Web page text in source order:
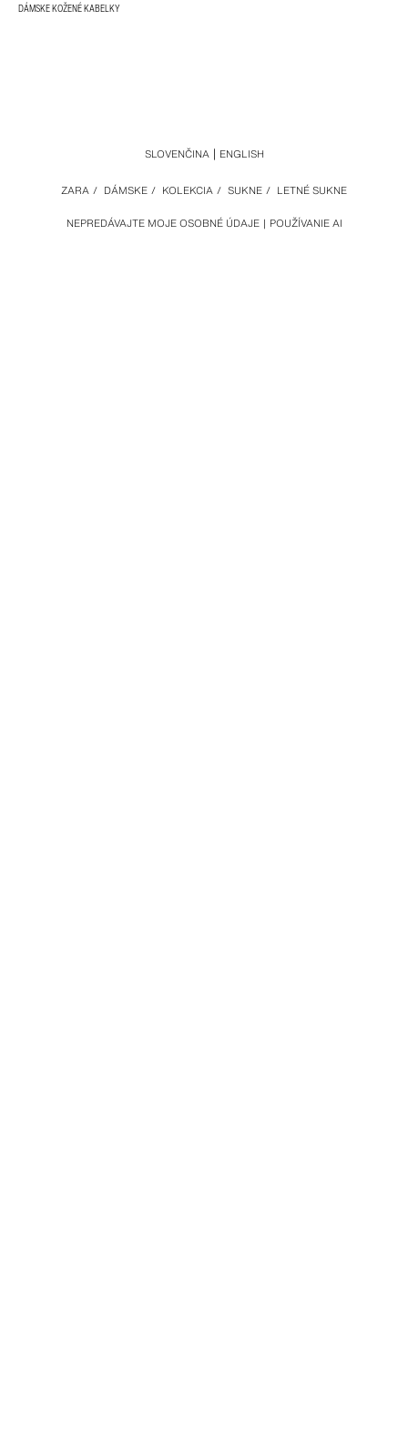
DÁMSKE KOŽENÉ KABELKY
NEPREDÁVAJTE MOJE OSOBNÉ ÚDAJE POUŽÍVANIE AI
ZARA / DÁMSKE / KOLEKCIA / SUKNE / LETNÉ SUKNE
SLOVENČINA ENGLISH